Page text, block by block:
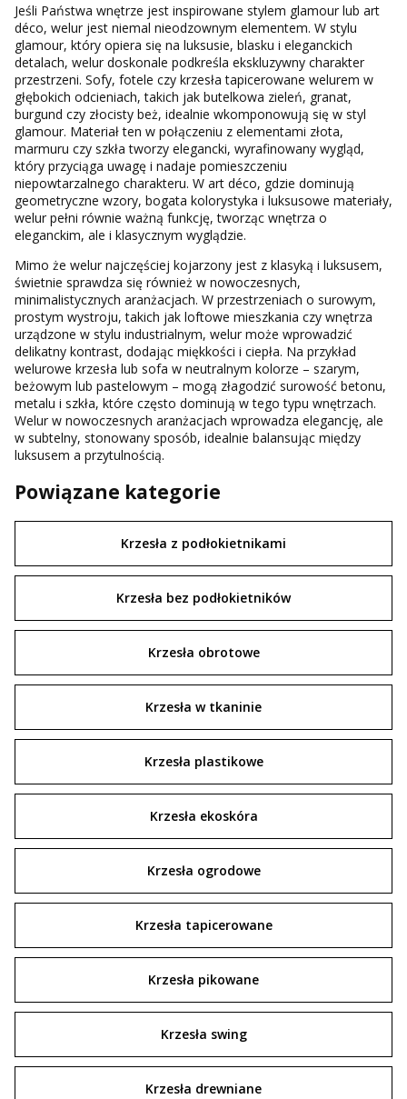
Jeśli Państwa wnętrze jest inspirowane stylem glamour lub art
déco, welur jest niemal nieodzownym elementem. W stylu
glamour, który opiera się na luksusie, blasku i eleganckich
detalach, welur doskonale podkreśla ekskluzywny charakter
przestrzeni. Sofy, fotele czy krzesła tapicerowane welurem w
głębokich odcieniach, takich jak butelkowa zieleń, granat,
burgund czy złocisty beż, idealnie wkomponowują się w styl
glamour. Materiał ten w połączeniu z elementami złota,
marmuru czy szkła tworzy elegancki, wyrafinowany wygląd,
który przyciąga uwagę i nadaje pomieszczeniu
niepowtarzalnego charakteru. W art déco, gdzie dominują
geometryczne wzory, bogata kolorystyka i luksusowe materiały,
welur pełni równie ważną funkcję, tworząc wnętrza o
eleganckim, ale i klasycznym wyglądzie.
Mimo że welur najczęściej kojarzony jest z klasyką i luksusem,
świetnie sprawdza się również w nowoczesnych,
minimalistycznych aranżacjach. W przestrzeniach o surowym,
prostym wystroju, takich jak loftowe mieszkania czy wnętrza
urządzone w stylu industrialnym, welur może wprowadzić
delikatny kontrast, dodając miękkości i ciepła. Na przykład
welurowe krzesła lub sofa w neutralnym kolorze – szarym,
beżowym lub pastelowym – mogą złagodzić surowość betonu,
metalu i szkła, które często dominują w tego typu wnętrzach.
Welur w nowoczesnych aranżacjach wprowadza elegancję, ale
w subtelny, stonowany sposób, idealnie balansując między
luksusem a przytulnością.
Powiązane kategorie
Krzesła z podłokietnikami
Krzesła bez podłokietników
Krzesła obrotowe
Krzesła w tkaninie
Krzesła plastikowe
Krzesła ekoskóra
Krzesła ogrodowe
Krzesła tapicerowane
Krzesła pikowane
Krzesła swing
Krzesła drewniane